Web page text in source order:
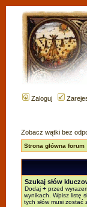
Zaloguj
Zobacz wątki bez
Strona główna forum
Szukaj słów
Dodaj + przed
wynikach. Wpisz listę
tych słów musi